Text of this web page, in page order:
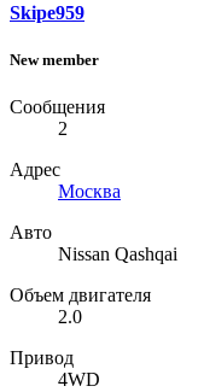
Skipe959
New member
Сообщения
2
Адрес
Москва
Авто
Nissan Qashqai
Объем двигателя
2.0
Привод
4WD